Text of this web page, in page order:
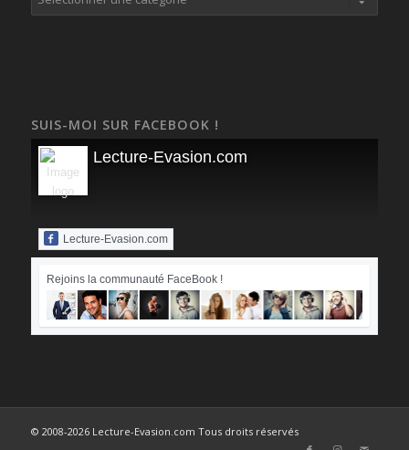
SUIS-MOI SUR FACEBOOK !
Lecture-Evasion.com
Lecture-Evasion.com
Rejoins la communauté FaceBook !
© 2008-2026 Lecture-Evasion.com Tous droits réservés